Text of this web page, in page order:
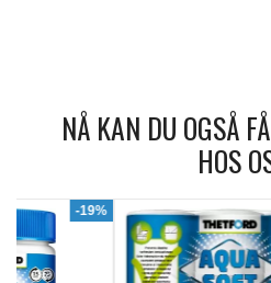
NÅ KAN DU OGSÅ
HOS
-7%